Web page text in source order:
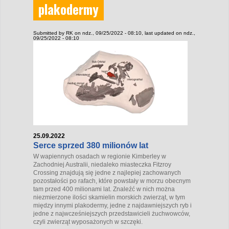
plakodermy
Submitted by RK on ndz., 09/25/2022 - 08:10 , last updated on ndz.,
09/25/2022 - 08:10
25.09.2022
Serce sprzed 380 milionów lat
W wapiennych osadach w regionie Kimberley w
Zachodniej Australii, niedaleko miasteczka Fitzroy
Crossing znajdują się jedne z najlepiej zachowanych
pozostałości po rafach, które powstały w morzu obecnym
tam przed 400 milionami lat. Znaleźć w nich można
niezmierzone ilości skamielin morskich zwierząt, w tym
między innymi plakodermy, jedne z najdawniejszych ryb i
jedne z najwcześniejszych przedstawicieli żuchwowców,
czyli zwierząt wyposażonych w szczęki.